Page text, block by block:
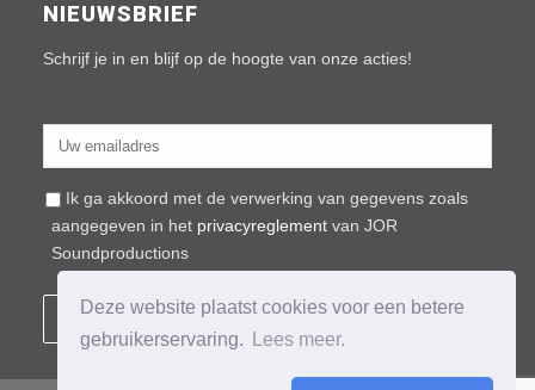
Deze website plaatst cookies voor een betere
gebruikerservaring.
Lees meer.
NIEUWSBRIEF
Schrijf je in en blijf op de hoogte van onze acties!
Ik ga akkoord met de verwerking van gegevens zoals
aangegeven in het privacyreglement van JOR
Soundproductions